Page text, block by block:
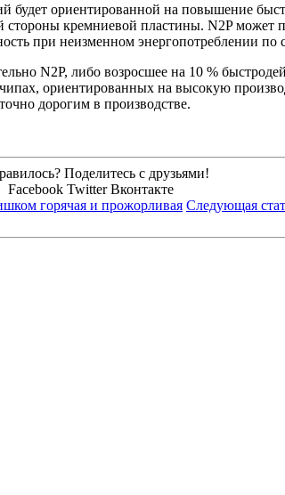
будет ориентированной на повышение
кремниевой пластины. N2P
при неизменном энергопотреблении по
N2P, либо возросшее на 10 %
ориентированных на высокую
дорогим в производстве.
Поделитесь с друзьями!
Facebook Twitter Вконтакте
горячая и прожорливая Следующая